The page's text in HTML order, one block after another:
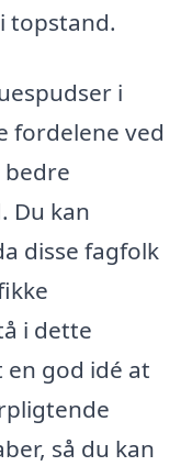
topstand.
i
fordelene ved
Du kan
disse fagfolk
i dette
god idé at
så du kan